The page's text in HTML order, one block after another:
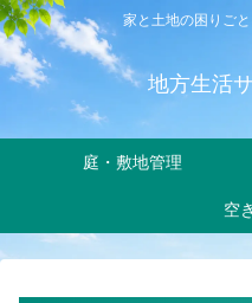
家と土地の困りご
地方生活
庭・敷地管理
空